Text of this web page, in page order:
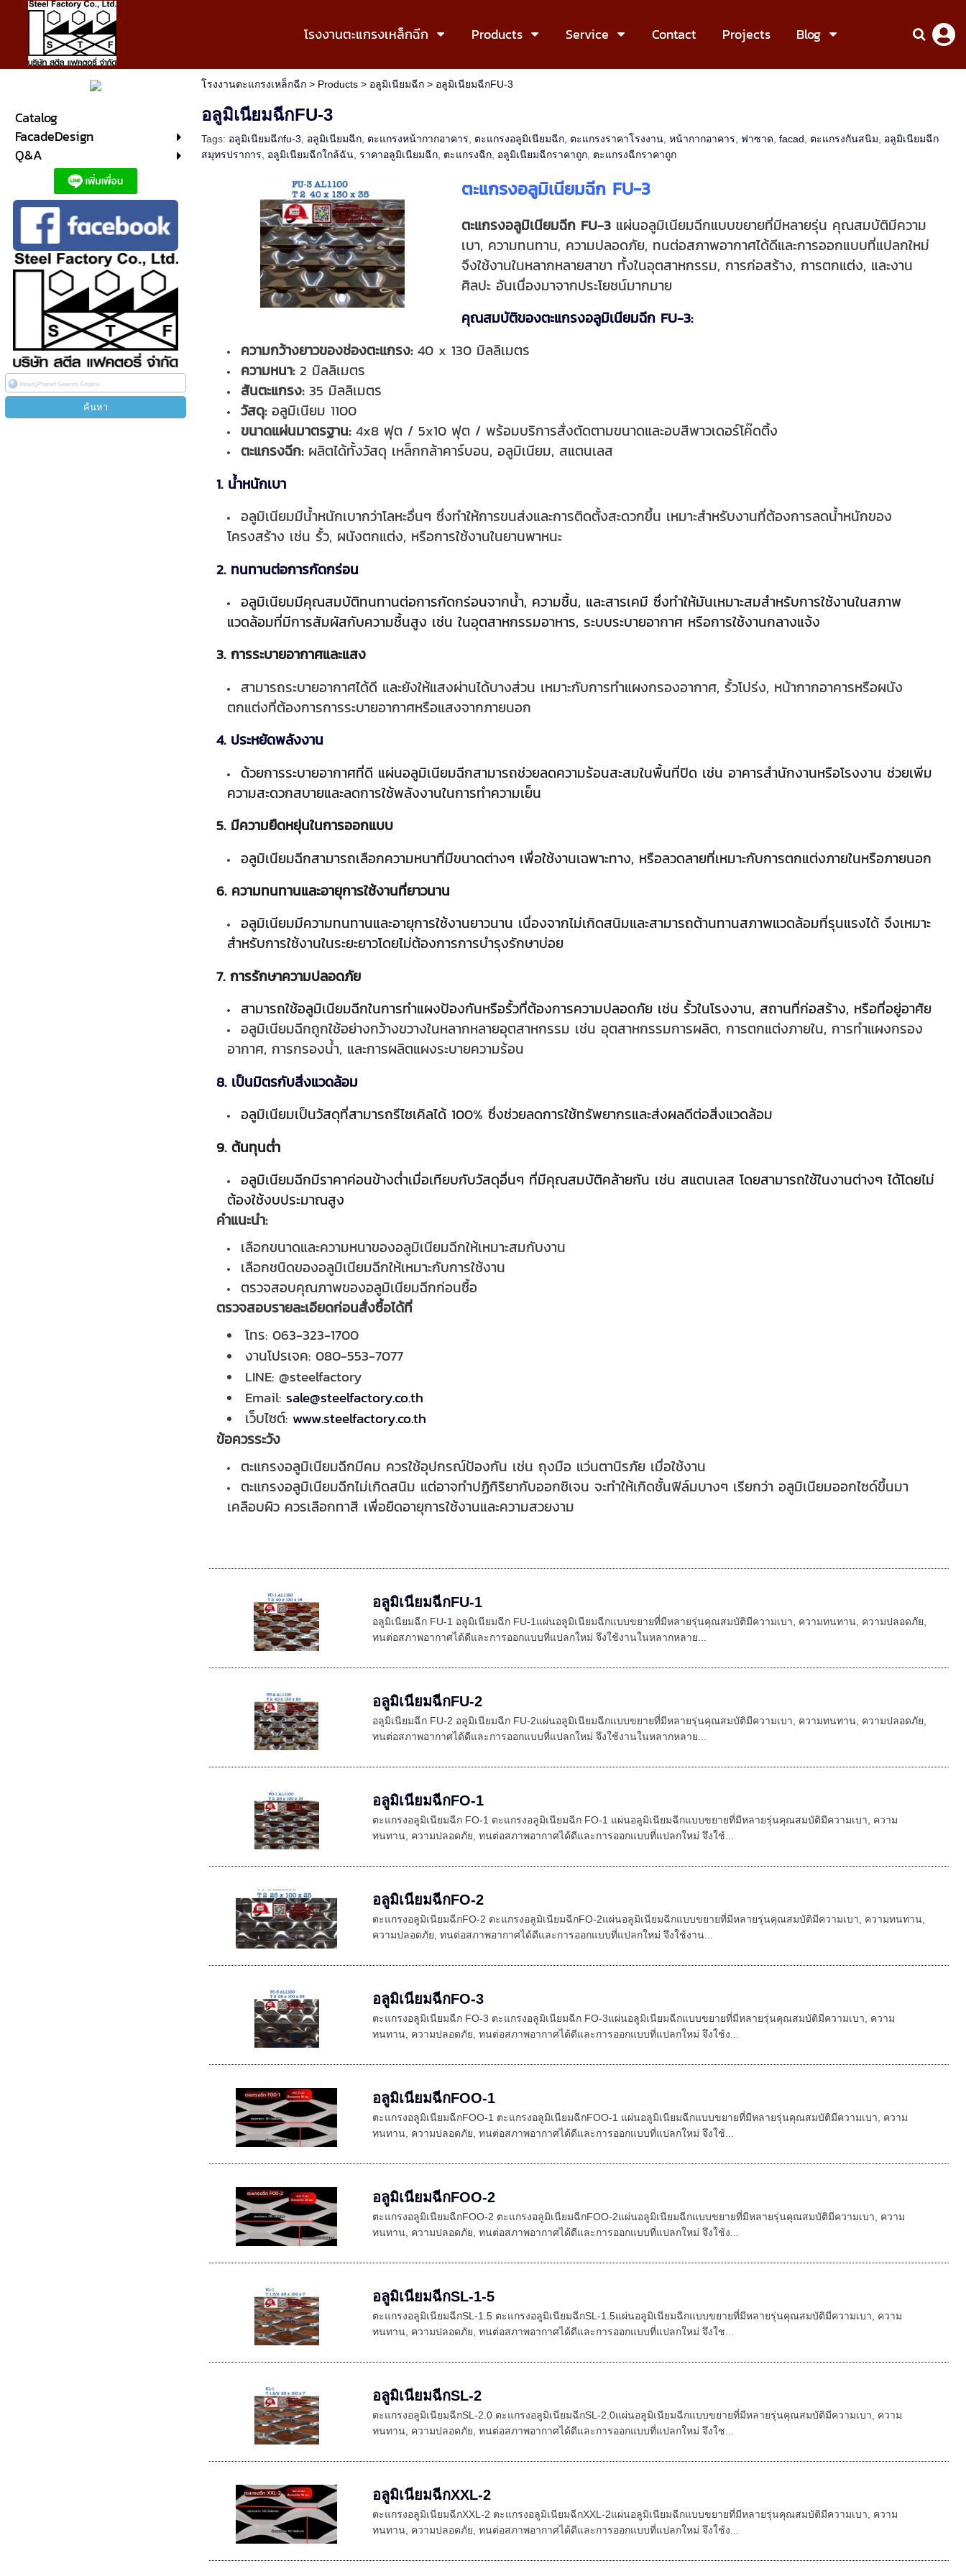
โรงงานตะแกรงเหล็กฉีก Products Service Contact Projects Blog
Catalog
FacadeDesign
Q&A
โรงงานตะแกรงเหล็กฉีก> Products> อลูมิเนียมฉีก> อลูมิเนียมฉีกFU-3
อลูมิเนียมฉีกFU-3
Tags: อลูมิเนียมฉีกfu-3 อลูมิเนียมฉีก ตะแกรงหน้ากากอาคาร ตะแกรงอลูมิเนียมฉีก ตะแกรงราคาโรงงาน ,หน้ากากอาคาร ฟาซาด ,facad ตะแกรงกันสนิม
อลูมิเนียมฉีก
สมุทรปราการ
อลูมิเนียมฉีกใกล้ฉัน ,ราคาอลูมิเนียมฉีก ตะแกรงฉีก อลูมิเนียมฉีกราคาถูก ตะแกรงฉีกราคาถูก
ตะแกรงอลูมิเนียมฉีก FU-3
ตะแกรงอลูมิเนียมฉีก FU-3 แผ่นอลูมิเนียมฉีกแบบขยายที่มีหลายรุ่น คุณสมบัติมีความ
เบา, ความทนทาน, ความปลอดภัย, ทนต่อสภาพอากาศได้ดีและการออกแบบที่แปลกใหม่
จึงใช้งานในหลากหลายสาขา ทั้งในอุตสาหกรรม, การก่อสร้าง, การตกแต่ง, และงาน
ศิลปะ อันเนื่องมาจากประโยชน์มากมาย
คุณสมบัติของตะแกรงอลูมิเนียมฉีก FU-3:
ความกว้างยาวของช่องตะแกรง:40 x 130 มิลลิเมตร
ความหนา:2 มิลลิเมตร
สันตะแกรง:35 มิลลิเมตร
วัสดุ:อลูมิเนียม 1100
ขนาดแผ่นมาตรฐาน:4x8 ฟุต / 5x10 ฟุต / พร้อมบริการสั่งตัดตามขนาดและอบสีพาวเดอร์โค๊ดติ้ง
ตะแกรงฉีก:ผลิตได้ทั้งวัสดุ เหล็กกล้าคาร์บอน, อลูมิเนียม, สแตนเลส
1. น้ำหนักเบา
อลูมิเนียมมีน้ำหนักเบากว่าโลหะอื่นๆ ซึ่งทำให้การขนส่งและการติดตั้งสะดวกขึ้น เหมาะสำหรับงานที่ต้องการลดน้ำหนักของ
โครงสร้าง เช่น รั้ว, ผนังตกแต่ง, หรือการใช้งานในยานพาหนะ
2. ทนทานต่อการกัดกร่อน
อลูมิเนียมมีคุณสมบัติทนทานต่อการกัดกร่อนจากน้ำ, ความชื้น, และสารเคมี ซึ่งทำให้มันเหมาะสมสำหรับการใช้งานในสภาพ
แวดล้อมที่มีการสัมผัสกับความชื้นสูง เช่น ในอุตสาหกรรมอาหาร, ระบบระบายอากาศ หรือการใช้งานกลางแจ้ง
3. การระบายอากาศและแสง
สามารถระบายอากาศได้ดี และยังให้แสงผ่านได้บางส่วน เหมาะกับการทำแผงกรองอากาศ, รั้วโปร่ง, หน้ากากอาคารหรือผนัง
ตกแต่งที่ต้องการการระบายอากาศหรือแสงจากภายนอก
4. ประหยัดพลังงาน
ด้วยการระบายอากาศที่ดี แผ่นอลูมิเนียมฉีกสามารถช่วยลดความร้อนสะสมในพื้นที่ปิด เช่น อาคารสำนักงานหรือโรงงาน ช่วยเพิ่ม
ความสะดวกสบายและลดการใช้พลังงานในการทำความเย็น
5. มีความยืดหยุ่นในการออกแบบ
อลูมิเนียมฉีกสามารถเลือกความหนาที่มีขนาดต่างๆ เพื่อใช้งานเฉพาะทาง, หรือลวดลายที่เหมาะกับการตกแต่งภายในหรือภายนอก
6. ความทนทานและอายุการใช้งานที่ยาวนาน
อลูมิเนียมมีความทนทานและอายุการใช้งานยาวนาน เนื่องจากไม่เกิดสนิมและสามารถต้านทานสภาพแวดล้อมที่รุนแรงได้ จึงเหมาะ
สำหรับการใช้งานในระยะยาวโดยไม่ต้องการการบำรุงรักษาบ่อย
7. การรักษาความปลอดภัย
สามารถใช้อลูมิเนียมฉีกในการทำแผงป้องกันหรือรั้วที่ต้องการความปลอดภัย เช่น รั้วในโรงงาน, สถานที่ก่อสร้าง, หรือที่อยู่อาศัย
อลูมิเนียมฉีกถูกใช้อย่างกว้างขวางในหลากหลายอุตสาหกรรม เช่น อุตสาหกรรมการผลิต, การตกแต่งภายใน, การทำแผงกรอง
อากาศ, การกรองน้ำ, และการผลิตแผงระบายความร้อน
8. เป็นมิตรกับสิ่งแวดล้อม
อลูมิเนียมเป็นวัสดุที่สามารถรีไซเคิลได้ 100% ซึ่งช่วยลดการใช้ทรัพยากรและส่งผลดีต่อสิ่งแวดล้อม
9. ต้นทุนต่ำ
อลูมิเนียมฉีกมีราคาค่อนข้างต่ำเมื่อเทียบกับวัสดุอื่นๆ ที่มีคุณสมบัติคล้ายกัน เช่น สแตนเลส โดยสามารถใช้ในงานต่างๆ ได้โดยไม่
ต้องใช้งบประมาณสูง
คำแนะนำ:
เลือกขนาดและความหนาของอลูมิเนียมฉีกให้เหมาะสมกับงาน
เลือกชนิดของอลูมิเนียมฉีกให้เหมาะกับการใช้งาน
ตรวจสอบคุณภาพของอลูมิเนียมฉีกก่อนซื้อ
ตรวจสอบรายละเอียดก่อนสั่งซื้อได้ที่
โทร: 063-323-1700
งานโปรเจค: 080-553-7077
LINE: @steelfactory
Email:sale@steelfactory.co.th
เว็บไซต์: www.steelfactory.co.th
ข้อควรระวัง
ตะแกรงอลูมิเนียมฉีกมีคม ควรใช้อุปกรณ์ป้องกัน เช่น ถุงมือ แว่นตานิรภัย เมื่อใช้งาน
ตะแกรงอลูมิเนียมฉีกไม่เกิดสนิม แต่อาจทำปฏิกิริยากับออกซิเจน จะทำให้เกิดชั้นฟิล์มบางๆ เรียกว่า อลูมิเนียมออกไซด์ขึ้นมา
เคลือบผิว ควรเลือกทาสี เพื่อยืดอายุการใช้งานและความสวยงาม
อลูมิเนียมฉีกFU-1
อลูมิเนียมฉีก FU-1 อลูมิเนียมฉีก FU-1แผ่นอลูมิเนียมฉีกแบบขยายที่มีหลายรุ่นคุณสมบัติมีความเบา, ความทนทาน, ความปลอดภัย,
ทนต่อสภาพอากาศได้ดีและการออกแบบที่แปลกใหม่ จึงใช้งานในหลากหลาย...
อลูมิเนียมฉีกFU-2
อลูมิเนียมฉีก FU-2 อลูมิเนียมฉีก FU-2แผ่นอลูมิเนียมฉีกแบบขยายที่มีหลายรุ่นคุณสมบัติมีความเบา, ความทนทาน, ความปลอดภัย,
ทนต่อสภาพอากาศได้ดีและการออกแบบที่แปลกใหม่ จึงใช้งานในหลากหลาย...
อลูมิเนียมฉีกFO-1
ตะแกรงอลูมิเนียมฉีก FO-1 ตะแกรงอลูมิเนียมฉีก FO-1 แผ่นอลูมิเนียมฉีกแบบขยายที่มีหลายรุ่นคุณสมบัติมีความเบา, ความ
ทนทาน, ความปลอดภัย, ทนต่อสภาพอากาศได้ดีและการออกแบบที่แปลกใหม่ จึงใช้...
อลูมิเนียมฉีกFO-2
ตะแกรงอลูมิเนียมฉีกFO-2 ตะแกรงอลูมิเนียมฉีกFO-2แผ่นอลูมิเนียมฉีกแบบขยายที่มีหลายรุ่นคุณสมบัติมีความเบา, ความทนทาน,
ความปลอดภัย, ทนต่อสภาพอากาศได้ดีและการออกแบบที่แปลกใหม่ จึงใช้งาน...
อลูมิเนียมฉีกFO-3
ตะแกรงอลูมิเนียมฉีก FO-3 ตะแกรงอลูมิเนียมฉีก FO-3แผ่นอลูมิเนียมฉีกแบบขยายที่มีหลายรุ่นคุณสมบัติมีความเบา, ความ
ทนทาน, ความปลอดภัย, ทนต่อสภาพอากาศได้ดีและการออกแบบที่แปลกใหม่ จึงใช้ง...
อลูมิเนียมฉีกFOO-1
ตะแกรงอลูมิเนียมฉีกFOO-1 ตะแกรงอลูมิเนียมฉีกFOO-1 แผ่นอลูมิเนียมฉีกแบบขยายที่มีหลายรุ่นคุณสมบัติมีความเบา, ความ
ทนทาน, ความปลอดภัย, ทนต่อสภาพอากาศได้ดีและการออกแบบที่แปลกใหม่ จึงใช้...
อลูมิเนียมฉีกFOO-2
ตะแกรงอลูมิเนียมฉีกFOO-2 ตะแกรงอลูมิเนียมฉีกFOO-2แผ่นอลูมิเนียมฉีกแบบขยายที่มีหลายรุ่นคุณสมบัติมีความเบา, ความ
ทนทาน, ความปลอดภัย, ทนต่อสภาพอากาศได้ดีและการออกแบบที่แปลกใหม่ จึงใช้ง...
อลูมิเนียมฉีกSL-1-5
ตะแกรงอลูมิเนียมฉีกSL-1.5 ตะแกรงอลูมิเนียมฉีกSL-1.5แผ่นอลูมิเนียมฉีกแบบขยายที่มีหลายรุ่นคุณสมบัติมีความเบา, ความ
ทนทาน, ความปลอดภัย, ทนต่อสภาพอากาศได้ดีและการออกแบบที่แปลกใหม่ จึงใช...
อลูมิเนียมฉีกSL-2
ตะแกรงอลูมิเนียมฉีกSL-2.0 ตะแกรงอลูมิเนียมฉีกSL-2.0แผ่นอลูมิเนียมฉีกแบบขยายที่มีหลายรุ่นคุณสมบัติมีความเบา, ความ
ทนทาน, ความปลอดภัย, ทนต่อสภาพอากาศได้ดีและการออกแบบที่แปลกใหม่ จึงใช...
อลูมิเนียมฉีกXXL-2
ตะแกรงอลูมิเนียมฉีกXXL-2 ตะแกรงอลูมิเนียมฉีกXXL-2แผ่นอลูมิเนียมฉีกแบบขยายที่มีหลายรุ่นคุณสมบัติมีความเบา, ความ
ทนทาน, ความปลอดภัย, ทนต่อสภาพอากาศได้ดีและการออกแบบที่แปลกใหม่ จึงใช้ง...